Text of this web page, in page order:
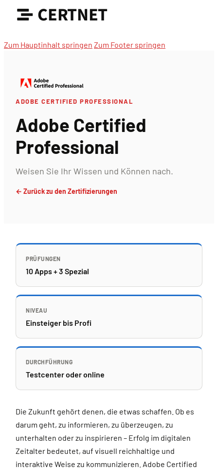
Zum Hauptinhalt springen Zum Footer springen
CERTNET
ADOBE CERTIFIED PROFESSIONAL
Adobe Certified
Professional
Weisen Sie Ihr Wissen und Können nach.
← Zurück zu den Zertifizierungen
PRÜFUNGEN
10 Apps + 3 Spezial
NIVEAU
Einsteiger bis Profi
DURCHFÜHRUNG
Testcenter oder online
Die Zukunft gehört denen, die etwas schaffen. Ob es
darum geht, zu informieren, zu überzeugen, zu
unterhalten oder zu inspirieren – Erfolg im digitalen
Zeitalter bedeutet, auf visuell reichhaltige und
interaktive Weise zu kommunizieren. Adobe Certified